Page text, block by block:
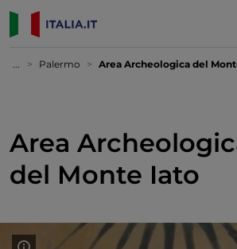
... Palermo Area Archeologica del
Area
del Monte Iato